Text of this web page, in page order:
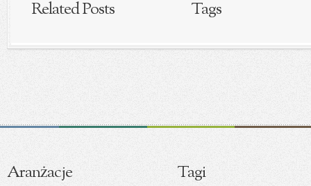
Related Posts Tags
Aranżacje Tagi